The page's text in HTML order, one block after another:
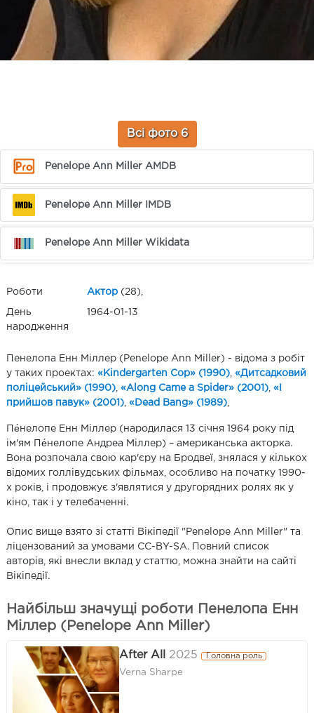
Всі фото 6
Penelope Ann Miller AMDB
Penelope Ann Miller IMDB
Penelope Ann Miller Wikidata
Роботи Актор (28),
День
народження
1964-01-13
Пенелопа Енн Міллер (Penelope Ann Miller) - відома з робіт
у таких проектах: «Kindergarten Cop» (1990) «Дитсадковий
поліцейський» (1990) «Along Came a Spider» (2001) «І
прийшов павук» (2001) «Dead Bang» (1989)
Пе́нелопе Енн Міллер (народилася 13 січня 1964 року під
ім'ям Пе́нелопе Андреа Міллер) – американська акторка.
Вона розпочала свою кар'єру на Бродвеї, знялася у кількох
відомих голлівудських фільмах, особливо на початку 1990-
х років, і продовжує з'являтися у другорядних ролях як у
кіно, так і у телебаченні.
Опис вище взято зі статті Вікіпедії "Penelope Ann Miller" та
ліцензований за умовами CC-BY-SA. Повний список
авторів, які внесли вклад у статтю, можна знайти на сайті
Вікіпедії.
Найбільш значущі роботи Пенелопа Енн
Міллер (Penelope Ann Miller)
After All 2025 Головна роль
Verna Sharpe